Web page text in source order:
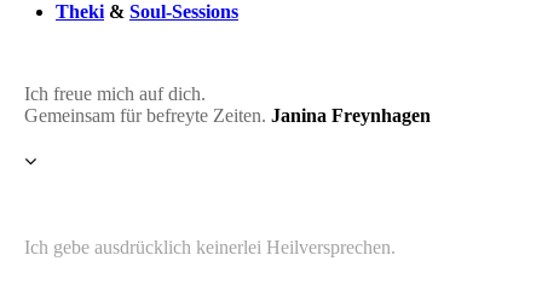
Theki & Soul-Sessions
Ich freue mich auf dich.
Gemeinsam für befreyte Zeiten. Janina Freynhagen
Ich gebe ausdrücklich keinerlei Heilversprechen.